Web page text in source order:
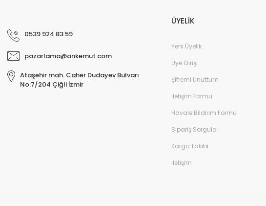
0539 924 83 59
pazarlama@ankemut.com
Ataşehir mah. Caher Dudayev Bulvarı
No:7/204 Çiğli İzmir
ÜYELİK
Yeni Üyelik
Üye Girişi
Şifremi Unuttum
İletişim Formu
Havale Bildirim Formu
Sipariş Sorgula
Kargo Takibi
İletişim